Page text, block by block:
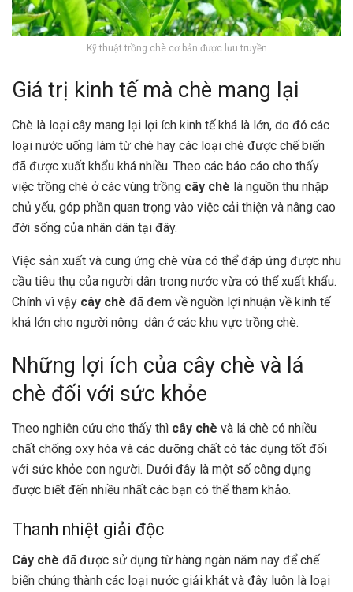
Kỹ thuật trồng chè cơ bản được lưu truyền
Giá trị kinh tế mà chè mang lại
Chè là loại cây mang lại lợi ích kinh tế khá là lớn, do đó các
loại nước uống làm từ chè hay các loại chè được chế biến
đã được xuất khẩu khá nhiều. Theo các báo cáo cho thấy
việc trồng chè ở các vùng trồng cây chè là nguồn thu nhập
chủ yếu, góp phần quan trọng vào việc cải thiện và nâng cao
đời sống của nhân dân tại đây.
Việc sản xuất và cung ứng chè vừa có thể đáp ứng được nhu
cầu tiêu thụ của người dân trong nước vừa có thể xuất khẩu.
Chính vì vậy cây chè đã đem về nguồn lợi nhuận về kinh tế
khá lớn cho người nông dân ở các khu vực trồng chè.
Những lợi ích của cây chè và lá
chè đối với sức khỏe
Theo nghiên cứu cho thấy thì cây chè và lá chè có nhiều
chất chống oxy hóa và các dưỡng chất có tác dụng tốt đối
với sức khỏe con người. Dưới đây là một số công dụng
được biết đến nhiều nhất các bạn có thể tham khảo.
Thanh nhiệt giải độc
Cây chè đã được sử dụng từ hàng ngàn năm nay để chế
biến chúng thành các loại nước giải khát và đây luôn là loại